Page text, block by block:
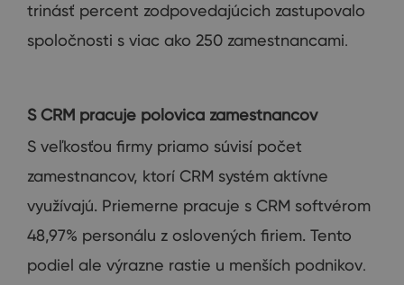
trinásť percent zodpovedajúcich zastupovalo
spoločnosti s viac ako 250 zamestnancami.
S CRM pracuje polovica zamestnancov
S veľkosťou firmy priamo súvisí počet
zamestnancov, ktorí CRM systém aktívne
využívajú. Priemerne pracuje s CRM softvérom
48,97% personálu z oslovených firiem. Tento
podiel ale výrazne rastie u menších podnikov.